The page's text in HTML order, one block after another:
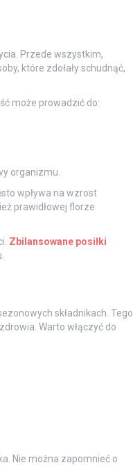
Przede wszystkim,
które zdołały schudnąć,
może prowadzić do:
organizmu.
wpływa na wzrost
prawidłowej florze
Zbilansowane posiłki
składnikach. Tego
Warto włączyć do
Nie można zapomnieć o